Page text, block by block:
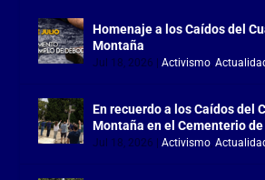
Homenaje a los Caídos del
Montaña
Jul 18, 2026 |Activismo,
En recuerdo a los Caídos del
Montaña en el Cementerio
Jul 18, 2026 |Activismo,